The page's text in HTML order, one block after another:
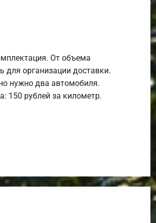
От объема
для организации доставки.
нужно два автомобиля.
150 рублей за километр.